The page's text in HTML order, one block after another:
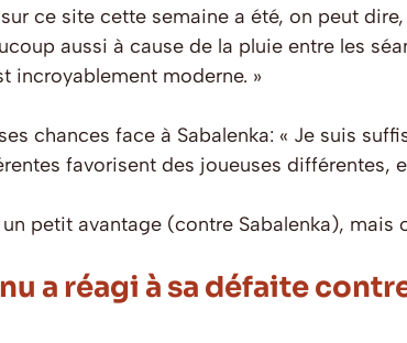
ce site cette semaine a été, on peut
aussi à cause de la pluie entre les
incroyablement moderne. »
chances face à Sabalenka: « Je suis
favorisent des joueuses différentes,
petit avantage (contre Sabalenka), mais
a réagi à sa défaite